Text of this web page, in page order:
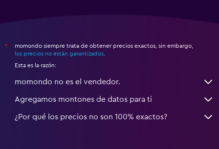
*
momondo siempre trata de obtener precios exactos, sin embargo,
los precios no están garantizados
Esta es la razón:
momondo no es el vendedor.
Agregamos montones de datos para ti
¿Por qué los precios no son 100% exactos?